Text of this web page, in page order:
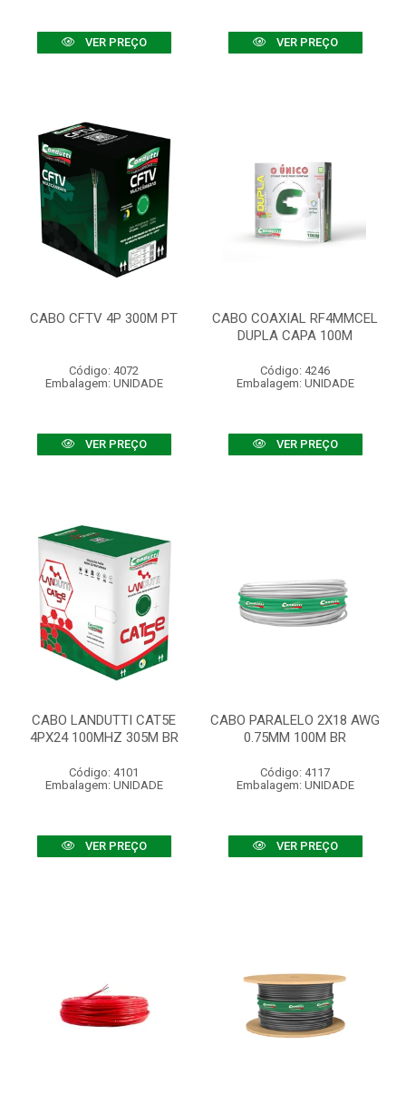
VER PREÇO VER PREÇO
CABO CFTV 4P 300M PT
Código: 4072
Embalagem: UNIDADE
VER PREÇO
CABO COAXIAL RF4MMCEL
DUPLA CAPA 100M
Código: 4246
Embalagem: UNIDADE
VER PREÇO
CABO LANDUTTI CAT5E
4PX24 100MHZ 305M BR
Código: 4101
Embalagem: UNIDADE
VER PREÇO
CABO PARALELO 2X18 AWG
0.75MM 100M BR
Código: 4117
Embalagem: UNIDADE
VER PREÇO